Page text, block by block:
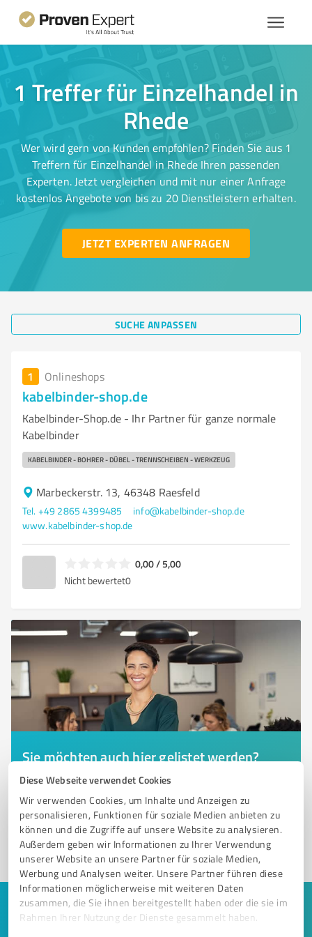
Diese Webseite verwendet Cookies
Wir verwenden Cookies, um Inhalte und Anzeigen zu
personalisieren, Funktionen für soziale Medien anbieten zu
können und die Zugriffe auf unsere Website zu analysieren.
Außerdem geben wir Informationen zu Ihrer Verwendung
unserer Website an unsere Partner für soziale Medien,
Werbung und Analysen weiter. Unsere Partner führen diese
Informationen möglicherweise mit weiteren Daten
zusammen, die Sie ihnen bereitgestellt haben oder die sie im
Rahmen Ihrer Nutzung der Dienste gesammelt haben.
1 Treffer für Einzelhandel in
Rhede
Wer wird gern von Kunden empfohlen? Finden Sie aus 1
Treffern für Einzelhandel in Rhede Ihren passenden
Experten. Jetzt vergleichen und mit nur einer Anfrage
kostenlos Angebote von bis zu 20 Dienstleistern erhalten.
JETZT EXPERTEN ANFRAGEN
SUCHE ANPASSEN
1 Onlineshops
kabelbinder-shop.de
Kabelbinder-Shop.de - Ihr Partner für ganze normale
Kabelbinder
KABELBINDER - BOHRER - DÜBEL - TRENNSCHEIBEN - WERKZEUG
Marbeckerstr. 13, 46348 Raesfeld
Tel. +49 2865 4399485
info@kabelbinder-shop.de
www.kabelbinder-shop.de
0,00 / 5,00
Nicht bewertet0
Sie möchten auch hier gelistet werden?
Registrieren Sie sich jetzt und werden Sie ein von
Kunden empfohlener ProvenExpert!
1
Keine Zeit für lange Recherchen und E-